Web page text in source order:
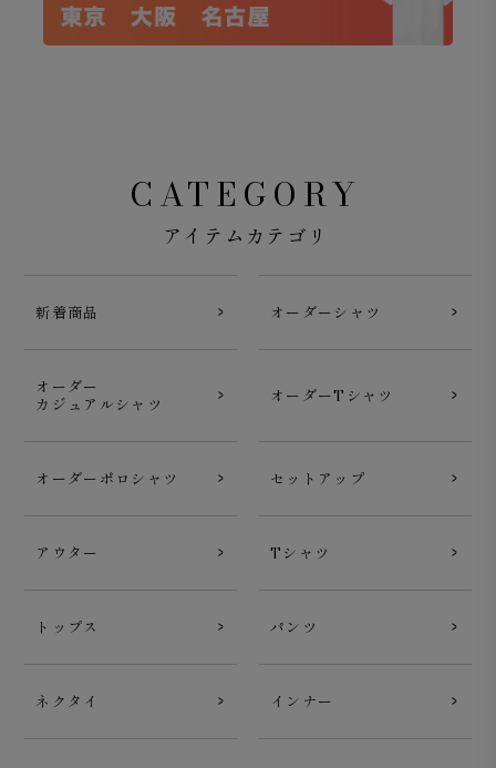
CATEGORY
アイテムカテゴリ
新着商品 オーダーシャツ
オーダー
カジュアルシャツ
オーダーTシャツ
オーダーポロシャツ セットアップ
アウター Tシャツ
トップス パンツ
ネクタイ インナー